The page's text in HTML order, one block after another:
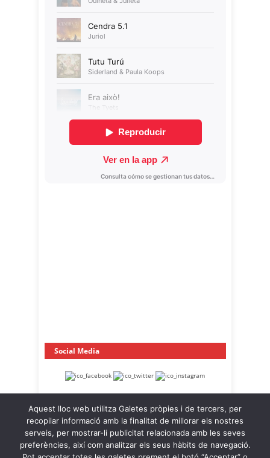
Social Media
Aquest lloc web utilitza Galetes pròpies i de tercers, per
recopilar informació amb la finalitat de millorar els nostres
serveis, per mostrar-li publicitat relacionada amb les seves
preferències, així com analitzar els seus hàbits de navegació.